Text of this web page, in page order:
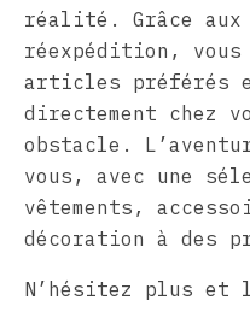
réalité. Grâce aux
réexpédition, vous
articles
directement chez
obstacle.
vous, avec une
vêtements,
décoration à des
N’hésitez plus et